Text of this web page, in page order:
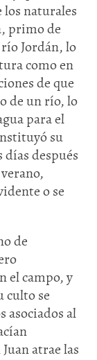
naturales
primo de
Jordán, lo
como en
de que
de un río, lo
para el
su
después
o se
de
el campo, y
culto se
asociados al
atrae las